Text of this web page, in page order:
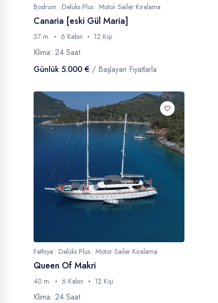
Bodrum . Delüks Plus . Motor Sailer Kiralama
Canaria [eski Gül Maria]
37 m. 6 Kabin 12 Kişi
Klima: 24 Saat
Günlük 5.000 € / Başlayan Fiyatlarla
Fethiye . Delüks Plus . Motor Sailer Kiralama
Queen Of Makri
40 m. 6 Kabin 12 Kişi
Klima: 24 Saat